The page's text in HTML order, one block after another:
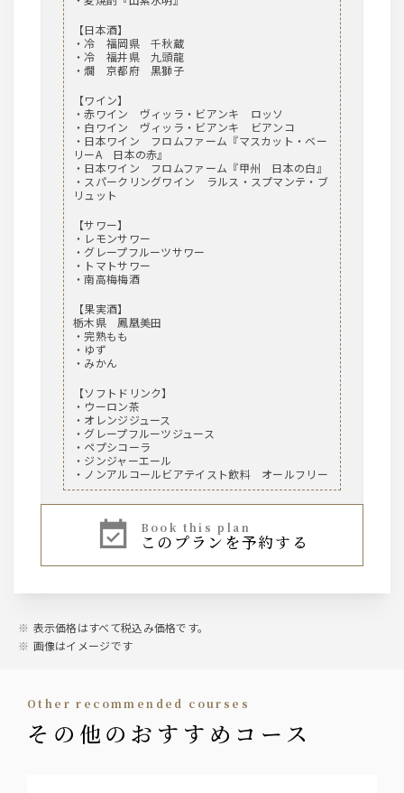
【日本酒】
・冷 福岡県 千秋蔵
・冷 福井県 九頭龍
・燗 京都府 黒獅子
【ワイン】
・赤ワイン ヴィッラ・ビアンキ ロッソ
・白ワイン ヴィッラ・ビアンキ ビアンコ
・日本ワイン フロムファーム『マスカット・ベー
リーA 日本の赤』
・日本ワイン フロムファーム『甲州 日本の白』
・スパークリングワイン ラルス・スプマンテ・ブ
リュット
【サワー】
・レモンサワー
・グレープフルーツサワー
・トマトサワー
・南高梅梅酒
【果実酒】
栃木県 鳳凰美田
・完熟もも
・ゆず
・みかん
【ソフトドリンク】
・ウーロン茶
・オレンジジュース
・グレープフルーツジュース
・ペプシコーラ
・ジンジャーエール
・ノンアルコールビアテイスト飲料 オールフリー
book this plan
このプランを予約する
表示価格はすべて税込み価格です。
画像はイメージです
other recommended courses
その他のおすすめコース